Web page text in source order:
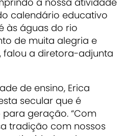
calendário educativo
às águas do rio
de muita alegria e
falou a diretora-adjunta
de ensino, Erica
secular que é
geração. “Com
tradição com nossos